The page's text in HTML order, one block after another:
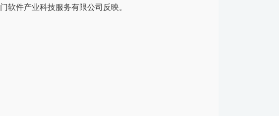
件产业科技服务有限公司反映。